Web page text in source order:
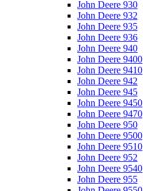
John Deere 930
John Deere 932
John Deere 935
John Deere 936
John Deere 940
John Deere 9400
John Deere 9410
John Deere 942
John Deere 945
John Deere 9450
John Deere 9470
John Deere 950
John Deere 9500
John Deere 9510
John Deere 952
John Deere 9540
John Deere 955